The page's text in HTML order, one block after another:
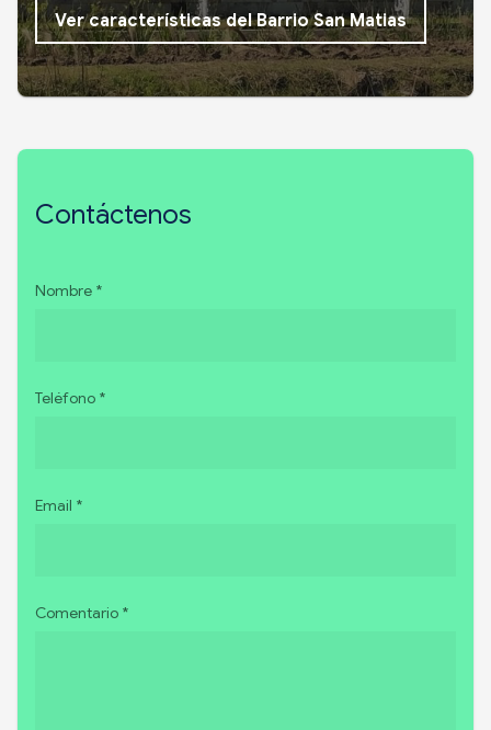
Ver características del Barrio San Matias
Contáctenos
Nombre *
Teléfono *
Email *
Comentario *